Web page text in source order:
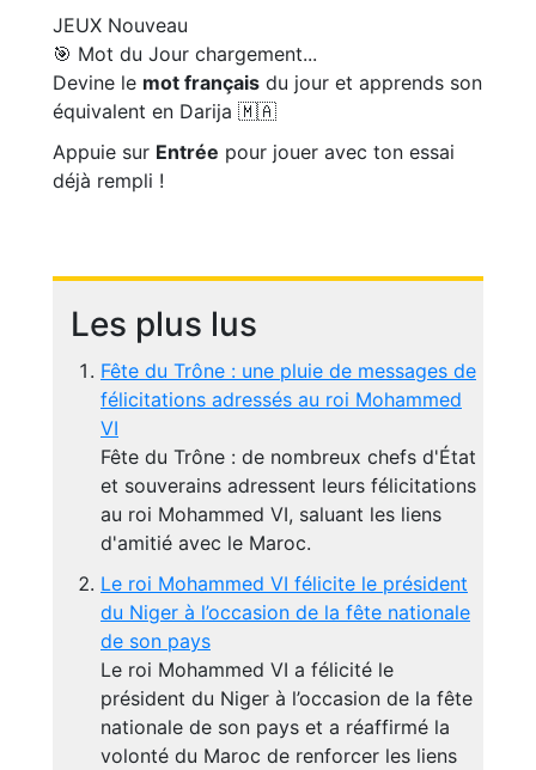
JEUX Nouveau
🎯 Mot du Jour chargement...
Devine le mot français du jour et apprends son
équivalent en Darija 🇲🇦
Appuie sur Entrée pour jouer avec ton essai
déjà rempli !
Les plus lus
Fête du Trône : une pluie de messages de
félicitations adressés au roi Mohammed
VI
Fête du Trône : de nombreux chefs d'État
et souverains adressent leurs félicitations
au roi Mohammed VI, saluant les liens
d'amitié avec le Maroc.
Le roi Mohammed VI félicite le président
du Niger à l’occasion de la fête nationale
de son pays
Le roi Mohammed VI a félicité le
président du Niger à l’occasion de la fête
nationale de son pays et a réaffirmé la
volonté du Maroc de renforcer les liens